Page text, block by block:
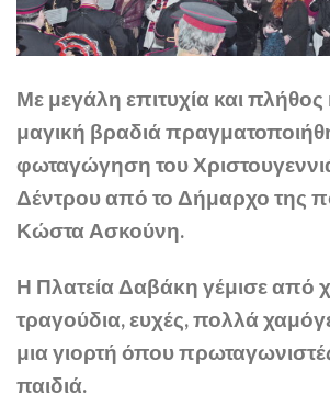
Με μεγάλη επιτυχία και
μαγική βραδιά
φωταγώγηση του
Δέντρου από το Δήμαρχο της
Κώστα Ασκούνη.
Η Πλατεία Δαβάκη γέμισε από
τραγούδια, ευχές, πολλά
μια γιορτή όπου
παιδιά.